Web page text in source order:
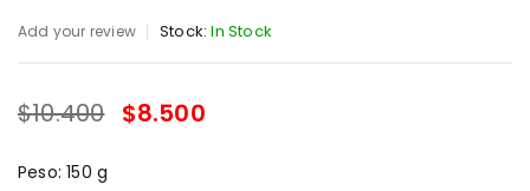
Add your review Stock: In Stock
SALE ENDS IN:
$10.400 $8.500
Peso: 150 g